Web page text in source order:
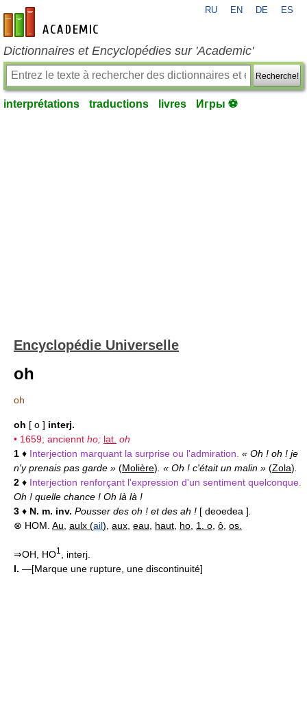
fr-academic.com
RU EN DE ES
Dictionnaires et Encyclopédies sur 'Academic'
Recherche!
interprétations traductions livres Игры ⚽
Encyclopédie Universelle
oh
oh
oh [ o ] interj.
• 1659; anciennt ho; lat. oh
1 ♦ Interjection marquant la surprise ou l'admiration. « Oh ! oh ! je
n'y prenais pas garde » (Molière) . « Oh ! c'était un malin » (Zola)
2 ♦ Interjection renforçant l'expression d'un sentiment quelconque.
Oh ! quelle chance ! Oh là là !
3 ♦ N. m. inv. Pousser des oh ! et des ah ! [ deoedea ]
⊗ HOM. Au aulx (ail) aux eau haut ho 1. o ô os.
⇒OH, HO1
, interj.
I. —[Marque une rupture, une discontinuité]